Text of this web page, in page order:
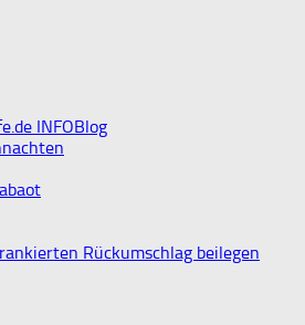
INFOBlog
Rückumschlag beilegen